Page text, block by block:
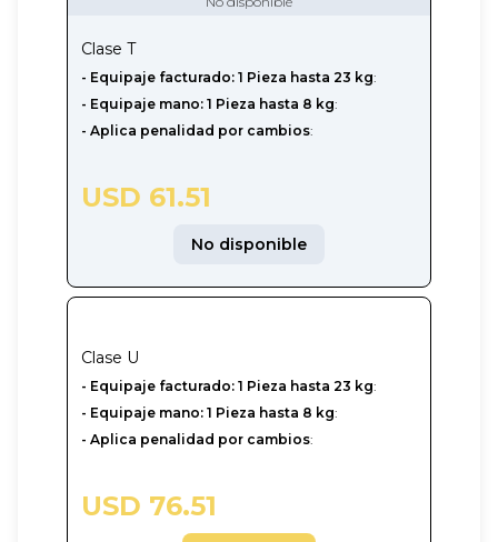
Clase T
- Equipaje facturado: 1 Pieza hasta 23 kg:
- Equipaje mano: 1 Pieza hasta 8 kg:
- Aplica penalidad por cambios:
USD 61.51
No disponible
Clase U
-‎ Equipaje facturado: 1 Pieza hasta 23 kg:
- Equipaje mano: 1 Pieza hasta 8 kg:
- Aplica penalidad por cambios:
USD 76.51